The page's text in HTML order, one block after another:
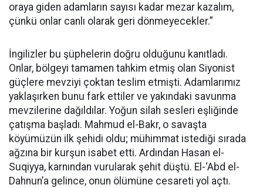
oraya giden adamların sayısı kadar mezar kazalım,
çünkü onlar canlı olarak geri dönmeyecekler.”
İngilizler bu şüphelerin doğru olduğunu kanıtladı.
Onlar, bölgeyi tamamen tahkim etmiş olan Siyonist
güçlere mevziyi çoktan teslim etmişti. Adamlarımız
yaklaşırken bunu fark ettiler ve yakındaki savunma
mevzilerine dağıldılar. Yoğun silah sesleri eşliğinde
çatışma başladı. Mahmud el-Bakr, o savaşta
köyümüzün ilk şehidi oldu; mühimmat istediği sırada
ağzına bir kurşun isabet etti. Ardından Hasan el-
Suqiyya, karnından vurularak şehit düştü. El-‘Abd el-
Dahnun’a gelince, onun ölümüne cesareti yol açtı.